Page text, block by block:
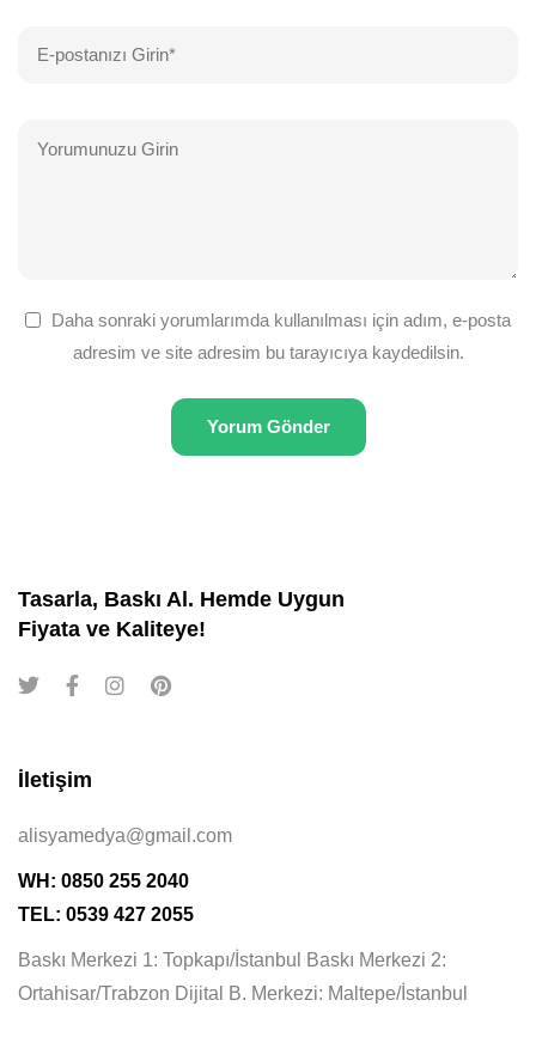
Daha sonraki yorumlarımda kullanılması için adım, e-posta
adresim ve site adresim bu tarayıcıya kaydedilsin.
Tasarla, Baskı Al. Hemde Uygun
Fiyata ve Kaliteye!
İletişim
alisyamedya@gmail.com
WH: 0850 255 2040
TEL: 0539 427 2055
Baskı Merkezi 1: Topkapı/İstanbul Baskı Merkezi 2:
Ortahisar/Trabzon Dijital B. Merkezi: Maltepe/İstanbul